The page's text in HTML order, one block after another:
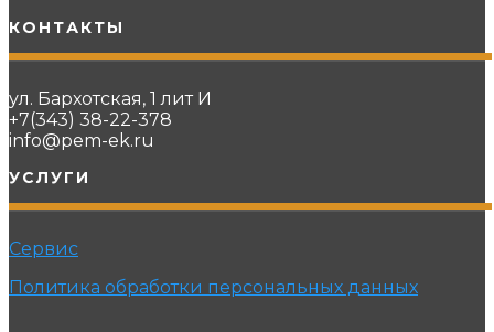
КОНТАКТЫ
ул. Бархотская, 1 лит И
+7(343) 38-22-378
info@pem-ek.ru
УСЛУГИ
Сервис
Политика обработки персональных данных